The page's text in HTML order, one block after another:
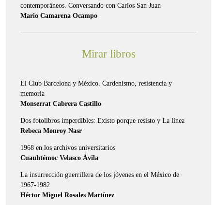
contemporáneos. Conversando con Carlos San Juan
Mario Camarena Ocampo
Mirar libros
El Club Barcelona y México. Cardenismo, resistencia y
memoria
Monserrat Cabrera Castillo
Dos fotolibros imperdibles: Existo porque resisto y La línea
Rebeca Monroy Nasr
1968 en los archivos universitarios
Cuauhtémoc Velasco Ávila
La insurrección guerrillera de los jóvenes en el México de
1967-1982
Héctor Miguel Rosales Martínez